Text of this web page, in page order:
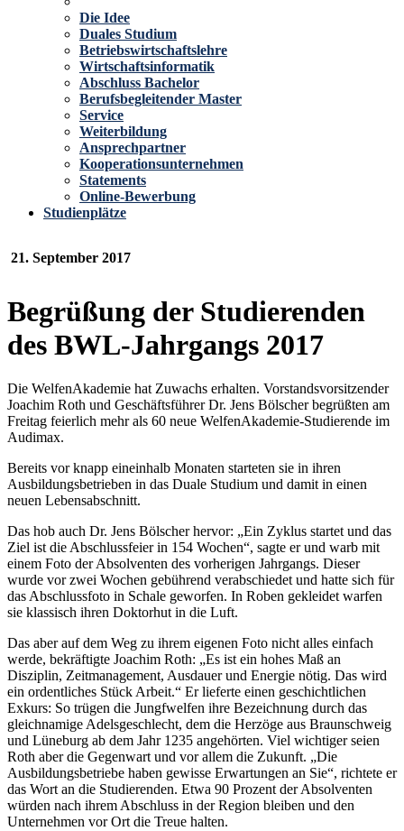
Die Idee
Duales Studium
Betriebswirtschaftslehre
Wirtschaftsinformatik
Abschluss Bachelor
Berufsbegleitender Master
Service
Weiterbildung
Ansprechpartner
Kooperationsunternehmen
Statements
Online-Bewerbung
Studienplätze
21. September 2017
Begrüßung der Studierenden
des BWL-Jahrgangs 2017
Die WelfenAkademie hat Zuwachs erhalten. Vorstandsvorsitzender
Joachim Roth und Geschäftsführer Dr. Jens Bölscher begrüßten am
Freitag feierlich mehr als 60 neue WelfenAkademie-Studierende im
Audimax.
Bereits vor knapp eineinhalb Monaten starteten sie in ihren
Ausbildungsbetrieben in das Duale Studium und damit in einen
neuen Lebensabschnitt.
Das hob auch Dr. Jens Bölscher hervor: „Ein Zyklus startet und das
Ziel ist die Abschlussfeier in 154 Wochen“, sagte er und warb mit
einem Foto der Absolventen des vorherigen Jahrgangs. Dieser
wurde vor zwei Wochen gebührend verabschiedet und hatte sich für
das Abschlussfoto in Schale geworfen. In Roben gekleidet warfen
sie klassisch ihren Doktorhut in die Luft.
Das aber auf dem Weg zu ihrem eigenen Foto nicht alles einfach
werde, bekräftigte Joachim Roth: „Es ist ein hohes Maß an
Disziplin, Zeitmanagement, Ausdauer und Energie nötig. Das wird
ein ordentliches Stück Arbeit.“ Er lieferte einen geschichtlichen
Exkurs: So trügen die Jungfwelfen ihre Bezeichnung durch das
gleichnamige Adelsgeschlecht, dem die Herzöge aus Braunschweig
und Lüneburg ab dem Jahr 1235 angehörten. Viel wichtiger seien
Roth aber die Gegenwart und vor allem die Zukunft. „Die
Ausbildungsbetriebe haben gewisse Erwartungen an Sie“, richtete er
das Wort an die Studierenden. Etwa 90 Prozent der Absolventen
würden nach ihrem Abschluss in der Region bleiben und den
Unternehmen vor Ort die Treue halten.